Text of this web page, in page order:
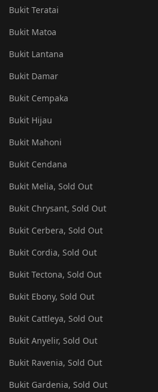
Bukit Teratai
Bukit Matoa
Bukit Lantana
Bukit Damar
Bukit Cempaka
Bukit Hijau
Bukit Mahoni
Bukit Cendana
Bukit Melia, Sold Out
Bukit Chrysant, Sold Out
Bukit Cerbera, Sold Out
Bukit Cordia, Sold Out
Bukit Tectona, Sold Out
Bukit Ebony, Sold Out
Bukit Cattleya, Sold Out
Bukit Anyelir, Sold Out
Bukit Ravenia, Sold Out
Bukit Gardenia, Sold Out